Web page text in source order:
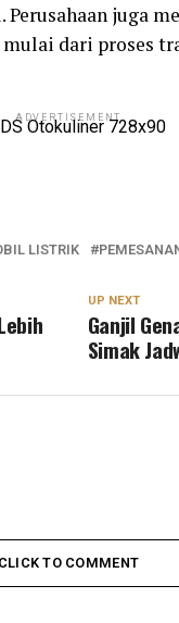
juga
dari proses
ADVERTISEMENT
LISTRIK
UP NEXT
Ganjil
Simak
CLICK TO COMMENT